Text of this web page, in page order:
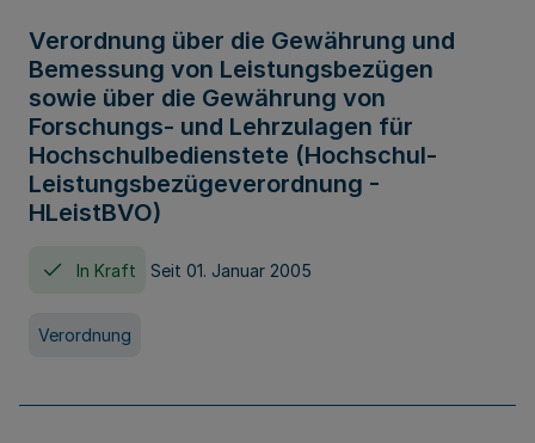
Verordnung über die Gewährung und
Bemessung von Leistungsbezügen
sowie über die Gewährung von
Forschungs- und Lehrzulagen für
Hochschulbedienstete (Hochschul-
Leistungsbezügeverordnung -
HLeistBVO)
In Kraft Seit 01. Januar 2005
Verordnung